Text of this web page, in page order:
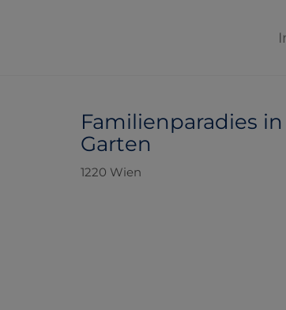
Familienparadies
Garten
1220 Wien